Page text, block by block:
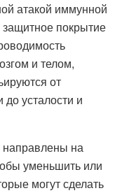
атакой иммунной
покрытие
и телом,
от
усталости и
на
уменьшить или
могут сделать